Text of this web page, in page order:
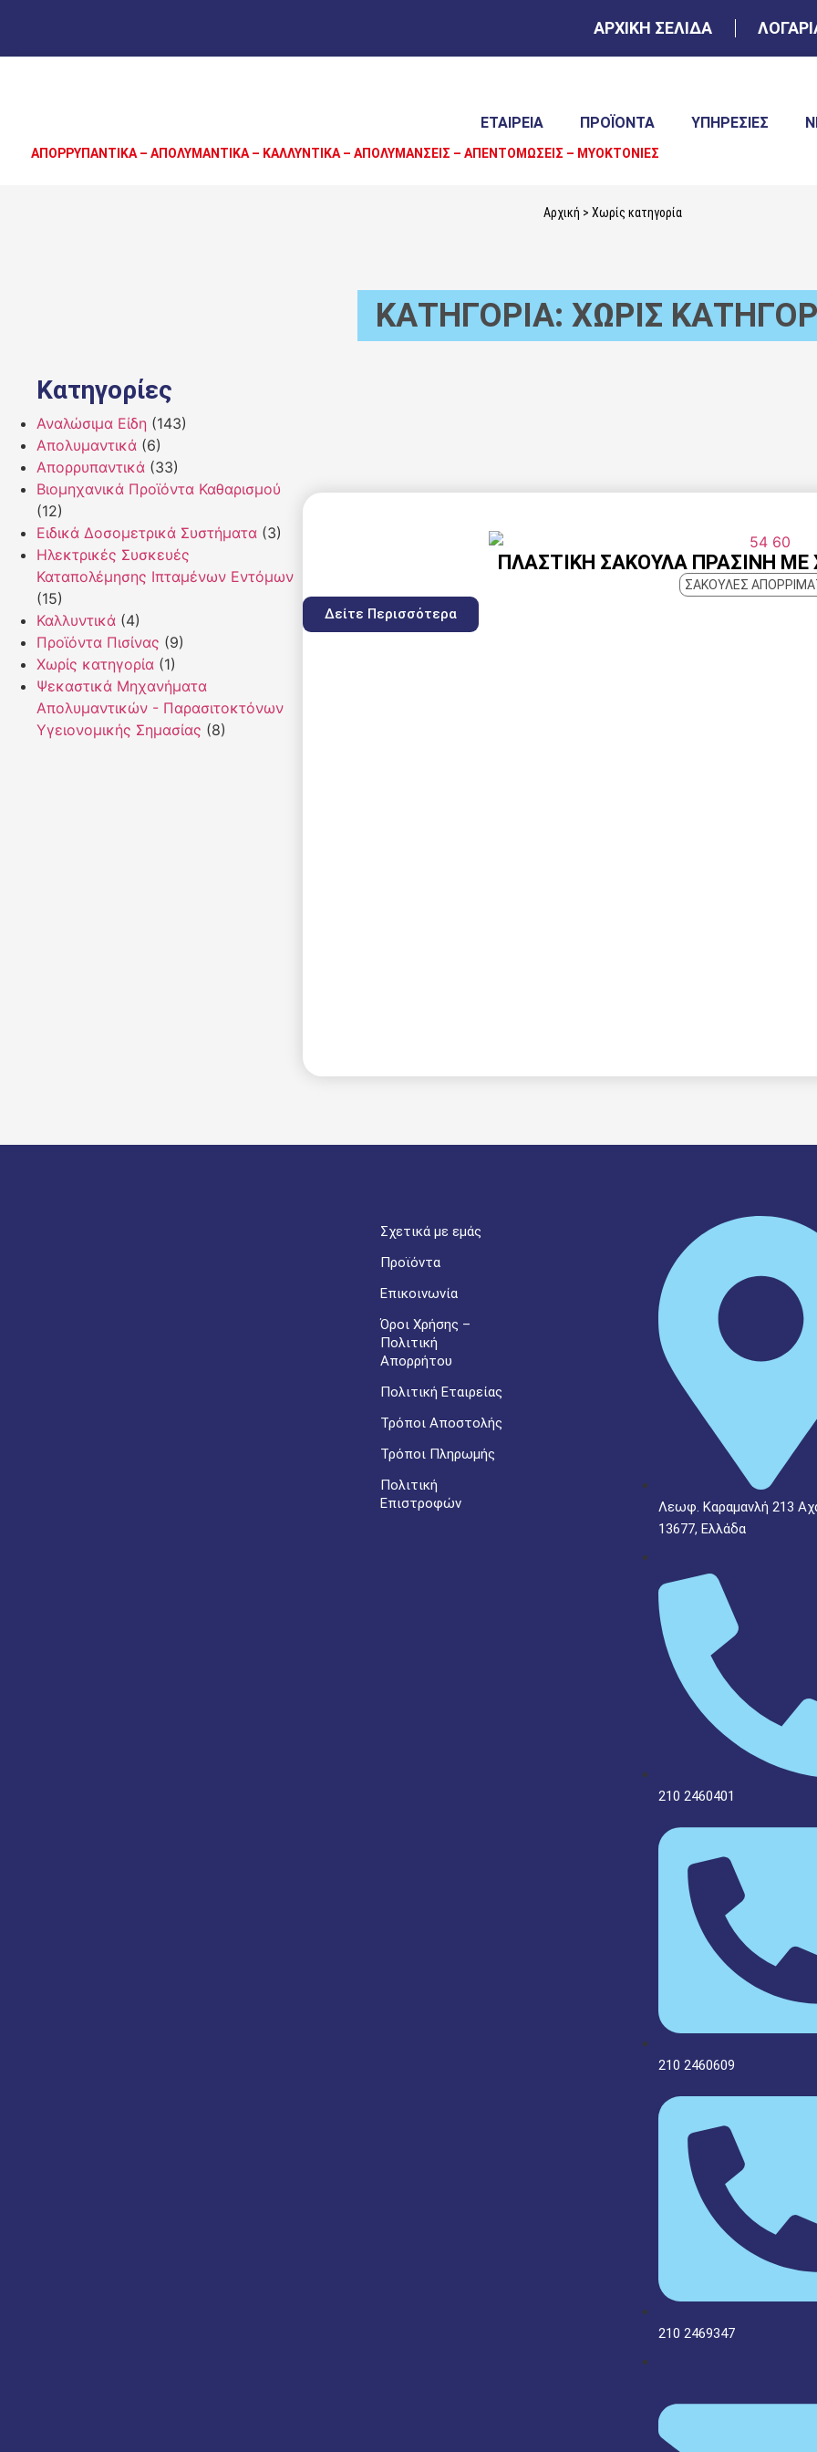
ΑΡΧΙΚΗ ΣΕΛΙΔΑ
ΕΤΑΙΡΕΙΑ ΠΡΟΪΌΝΤΑ ΥΠΗΡΕΣΊΕΣ
ΑΠΟΡΡΥΠΑΝΤΙΚΑ – ΑΠΟΛΥΜΑΝΤΙΚΑ – ΚΑΛΛΥΝΤΙΚΑ – ΑΠΟΛΥΜΑΝΣΕΙΣ – ΑΠΕΝΤΟΜΩΣΕΙΣ – ΜΥΟΚΤΟΝΙΕΣ
Αρχική > Χωρίς κατηγορία
ΚΑΤΗΓΟΡΊΑ: ΧΩΡΊΣ
Κατηγορίες
Αναλώσιμα Είδη (143)
Απολυμαντικά (6)
Απορρυπαντικά (33)
Βιομηχανικά Προϊόντα Καθαρισμού
(12)
Ειδικά Δοσομετρικά Συστήματα (3)
Ηλεκτρικές Συσκευές
Καταπολέμησης Ιπταμένων Εντόμων
(15)
Καλλυντικά (4)
Προϊόντα Πισίνας (9)
Χωρίς κατηγορία (1)
Ψεκαστικά Μηχανήματα
Απολυμαντικών - Παρασιτοκτόνων
Υγειονομικής Σημασίας (8)
ΠΛΑΣΤΙΚΉ ΣΑΚΟΎΛΑ ΠΡΆΣΙΝΗ ΜΕ
ΣΑΚΟΥΛΕΣ
Δείτε Περισσότερα
Σχετικά με εμάς
Προϊόντα
Επικοινωνία
Όροι Χρήσης –
Πολιτική
Απορρήτου
Πολιτική Εταιρείας
Τρόποι Αποστολής
Τρόποι Πληρωμής
Πολιτική
Επιστροφών
Λεωφ. Καραμανλή 213
13677, Ελλάδα
210 2460401
210 2460609
210 2469347